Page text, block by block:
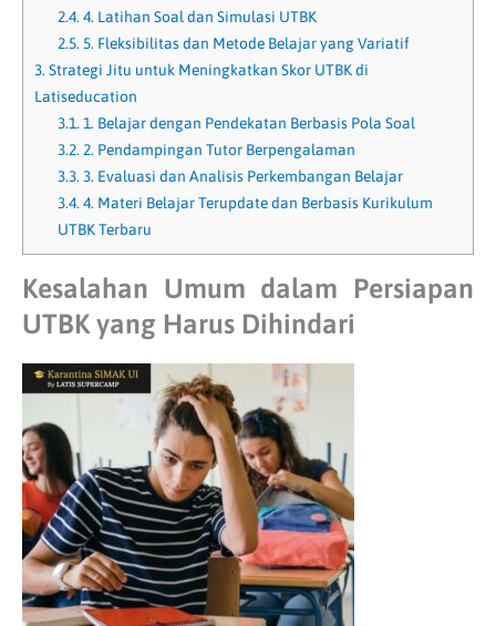
2.4. 4. Latihan Soal dan Simulasi UTBK
2.5. 5. Fleksibilitas dan Metode Belajar yang Variatif
3. Strategi Jitu untuk Meningkatkan Skor UTBK di
Latiseducation
3.1. 1. Belajar dengan Pendekatan Berbasis Pola Soal
3.2. 2. Pendampingan Tutor Berpengalaman
3.3. 3. Evaluasi dan Analisis Perkembangan Belajar
3.4. 4. Materi Belajar Terupdate dan Berbasis Kurikulum
UTBK Terbaru
Kesalahan Umum dalam Persiapan
UTBK yang Harus Dihindari